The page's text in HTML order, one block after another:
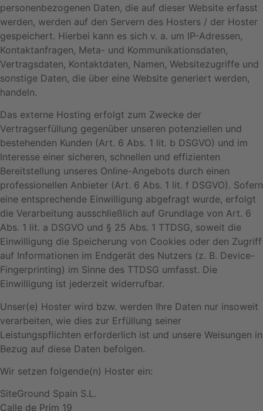
personenbezogenen Daten, die auf dieser Website erfasst
werden, werden auf den Servern des Hosters / der Hoster
gespeichert. Hierbei kann es sich v. a. um IP-Adressen,
Kontaktanfragen, Meta- und Kommunikationsdaten,
Vertragsdaten, Kontaktdaten, Namen, Websitezugriffe und
sonstige Daten, die über eine Website generiert werden,
handeln.
Das externe Hosting erfolgt zum Zwecke der
Vertragserfüllung gegenüber unseren potenziellen und
bestehenden Kunden (Art. 6 Abs. 1 lit. b DSGVO) und im
Interesse einer sicheren, schnellen und effizienten
Bereitstellung unseres Online-Angebots durch einen
professionellen Anbieter (Art. 6 Abs. 1 lit. f DSGVO). Sofern
eine entsprechende Einwilligung abgefragt wurde, erfolgt
die Verarbeitung ausschließlich auf Grundlage von Art. 6
Abs. 1 lit. a DSGVO und § 25 Abs. 1 TTDSG, soweit die
Einwilligung die Speicherung von Cookies oder den Zugriff
auf Informationen im Endgerät des Nutzers (z. B. Device-
Fingerprinting) im Sinne des TTDSG umfasst. Die
Einwilligung ist jederzeit widerrufbar.
Unser(e) Hoster wird bzw. werden Ihre Daten nur insoweit
verarbeiten, wie dies zur Erfüllung seiner
Leistungspflichten erforderlich ist und unsere Weisungen in
Bezug auf diese Daten befolgen.
Wir setzen folgende(n) Hoster ein:
SiteGround Spain S.L.
Calle de Prim 19